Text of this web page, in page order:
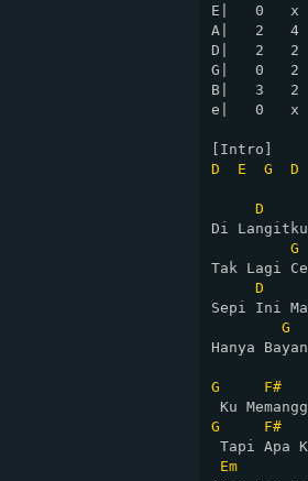
E|   0   x
A|   2   4
D|   2   2
G|   0   2
B|   3   2
e|   0   x
D
E G D
D
Di
G
Tak Lagi
D
Sepi Ini
G
Hanya
G F#
G
F#
Tapi Apa
Em